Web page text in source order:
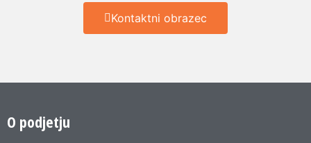
Kontaktni obrazec
O podjetju